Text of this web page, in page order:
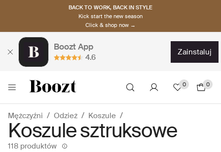
BACK TO WORK, BACK IN STYLE
Kick start the new season
Click & shop now →
Boozt App
4.6
zainstaluj
0 0
Mężczyźni Odzież Koszule
Koszule sztruksowe
118 produktów